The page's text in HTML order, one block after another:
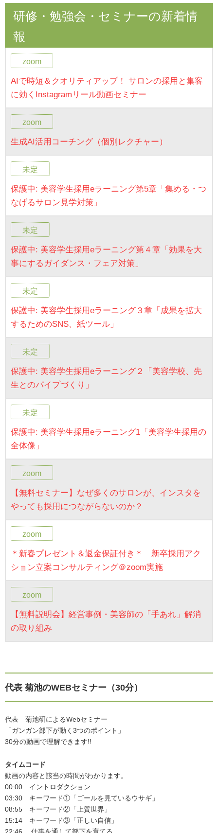
c
e
b
o
o
k
er
e
研修・勉強会・セミナーの新着情
報
zoom
AIで時短＆クオリティアップ！ サロンの採用と集客
に効くInstagramリール動画セミナー
zoom
生成AI活用コーチング（個別レクチャー）
未定
保護中: 美容学生採用eラーニング第5章「集める・つ
なげるサロン見学対策」
未定
保護中: 美容学生採用eラーニング第４章「効果を大
事にするガイダンス・フェア対策」
未定
保護中: 美容学生採用eラーニング３章「成果を拡大
するためのSNS、紙ツール」
未定
保護中: 美容学生採用eラーニング２「美容学校、先
生とのパイプづくり」
未定
保護中: 美容学生採用eラーニング1「美容学生採用の
全体像」
zoom
【無料セミナー】なぜ多くのサロンが、インスタを
やっても採用につながらないのか？
zoom
＊新春プレゼント＆返金保証付き＊ 新卒採用アク
ション立案コンサルティング＠zoom実施
zoom
【無料説明会】経営事例・美容師の「手あれ」解消
の取り組み
代表 菊池のWEBセミナー（30分）
代表 菊池研によるWebセミナー
「ガンガン部下が動く3つのポイント」
30分の動画で理解できます!!
タイムコード
動画の内容と該当の時間がわかります。
00:00 イントロダクション
03:30 キーワード①「ゴールを見ているウサギ」
08:55 キーワード②「上質世界」
15:14 キーワード③「正しい自信」